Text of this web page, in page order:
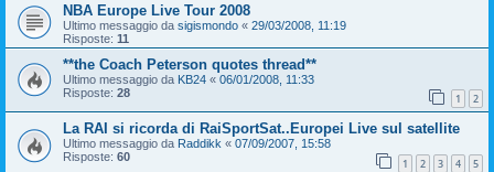
NBA Europe Live Tour 2008
Ultimo messaggio da sigismondo « 29/03/2008, 11:19
Risposte: 11
**the Coach Peterson quotes thread**
Ultimo messaggio da KB24 « 06/01/2008, 11:33
Risposte: 28 1 2
La RAI si ricorda di RaiSportSat..Europei Live sul satellite
Ultimo messaggio da Raddikk « 07/09/2007, 15:58
Risposte: 60 1 2 3 4 5